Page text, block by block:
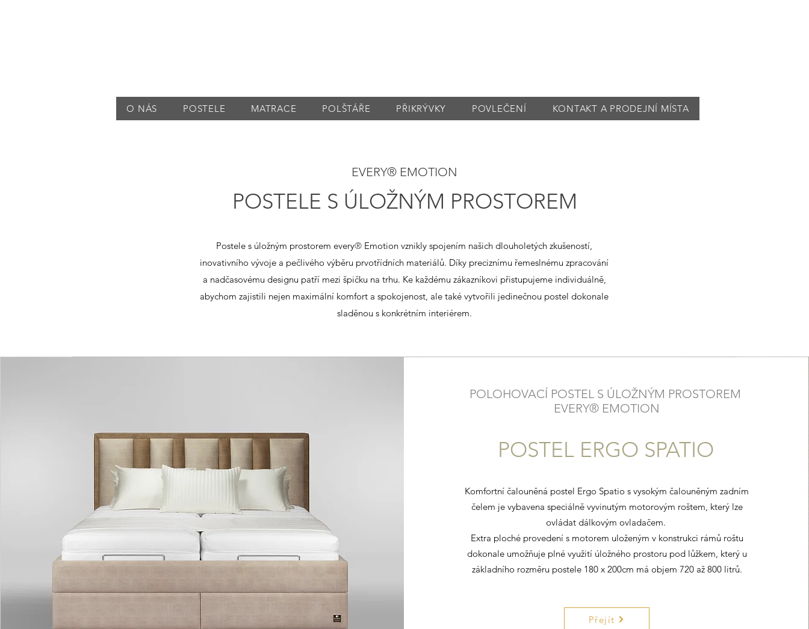
O NÁS POSTELE MATRACE POLŠTÁŘE PŘIKRÝVKY POVLEČENÍ KONTAKT A PRODEJNÍ MÍSTA
EVERY® EMOTION
POSTELE S ÚLOŽNÝM PROSTOREM
Postele s úložným prostorem every® Emotion vznikly spojením našich dlouholetých zkušeností,
inovativního vývoje a pečlivého výběru prvotřídních materiálů. Díky preciznímu řemeslnému zpracování
a nadčasovému designu patří mezi špičku na trhu. Ke každému zákazníkovi přistupujeme individuálně,
abychom zajistili nejen maximální komfort a spokojenost, ale také vytvořili jedinečnou postel dokonale
sladěnou s konkrétním interiérem.
POLOHOVACÍ POSTEL S ÚLOŽNÝM PROSTOREM
EVERY® EMOTION
POSTEL ERGO SPATIO
Komfortní čalouněná postel Ergo Spatio s vysokým čalouněným zadním
čelem je vybavena speciálně vyvinutým motorovým roštem, který lze
ovládat dálkovým ovladačem.
Extra ploché provedení s motorem uloženým v konstrukci rámů roštu
dokonale umožňuje plné využití úložného prostoru pod lůžkem, který u
základního rozměru postele 180 x 200cm má objem 720 až 800 litrů.
Přejít